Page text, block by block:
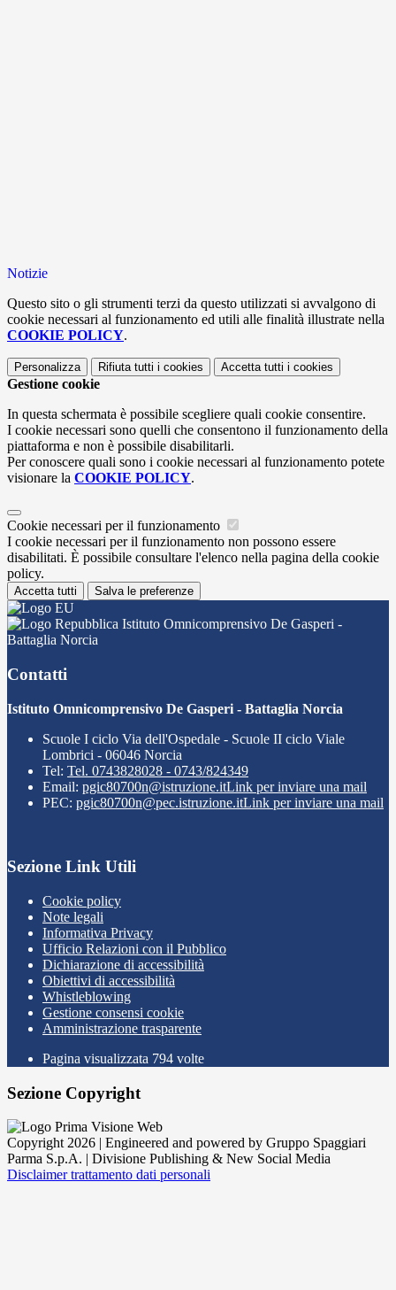
Notizie
Questo sito o gli strumenti terzi da questo utilizzati si avvalgono di
cookie necessari al funzionamento ed utili alle finalità illustrate nella
COOKIE POLICY.
Personalizza Rifiuta tutti i cookies Accetta tutti i cookies
Gestione cookie
In questa schermata è possibile scegliere quali cookie consentire.
I cookie necessari sono quelli che consentono il funzionamento della
piattaforma e non è possibile disabilitarli.
Per conoscere quali sono i cookie necessari al funzionamento potete
visionare la COOKIE POLICY.
Cookie necessari per il funzionamento
I cookie necessari per il funzionamento non possono essere
disabilitati. È possibile consultare l'elenco nella pagina della cookie
policy.
Accetta tutti Salva le preferenze
Istituto Omnicomprensivo De Gasperi -
Battaglia Norcia
Contatti
Istituto Omnicomprensivo De Gasperi - Battaglia Norcia
Scuole I ciclo Via dell'Ospedale - Scuole II ciclo Viale
Lombrici - 06046 Norcia
Tel: Tel. 0743828028 - 0743/824349
Email: pgic80700n@istruzione.itLink per inviare una mail
PEC: pgic80700n@pec.istruzione.itLink per inviare una mail
Sezione Link Utili
Cookie policy
Note legali
Informativa Privacy
Ufficio Relazioni con il Pubblico
Dichiarazione di accessibilità
Obiettivi di accessibilità
Whistleblowing
Gestione consensi cookie
Amministrazione trasparente
Pagina visualizzata 794 volte
Sezione Copyright
Copyright 2026 | Engineered and powered by Gruppo Spaggiari
Parma S.p.A. | Divisione Publishing & New Social Media
Disclaimer trattamento dati personali